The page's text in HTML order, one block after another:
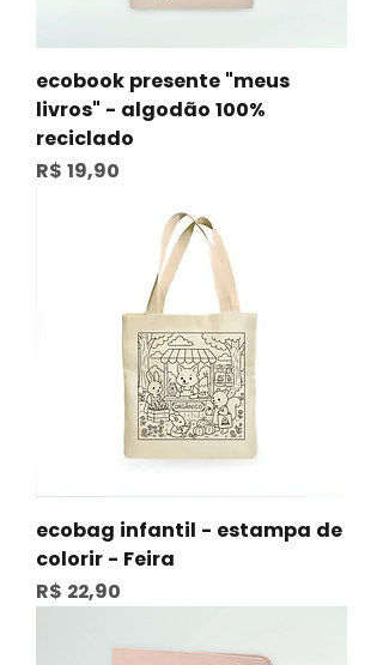
ecobook presente "meus
livros" - algodão 100%
reciclado
Preço
R$ 19,90
ecobag infantil - estampa de
colorir - Feira
Preço
R$ 22,90